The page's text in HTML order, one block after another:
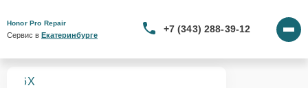
Honor Pro Repair
Сервис в Екатеринбурге
+7 (343) 288-39-12
6X